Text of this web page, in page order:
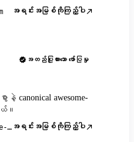
အရင်းအမြစ်ကိုကြည့်ပါ
အတည်ပြုထားသော ဖော်ပြမှု
စွာနဲ့ canonical awesome-
ယ်။
github.com/jivoi/awesome-osint အရင်းအမြစ်ကိုကြည့်ပါ